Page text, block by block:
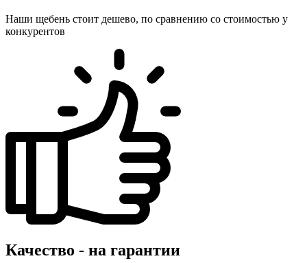
Наши щебень стоит дешево, по сравнению со стоимостью у
конкурентов
Качество - на гарантии